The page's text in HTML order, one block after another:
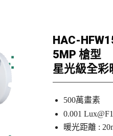
HAC-
5MP 槍型
星光級全彩
500萬畫素
0.001
暖光距離 :